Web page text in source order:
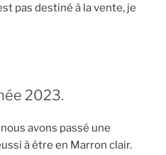
pas destiné à la vente, je
2023.
avons passé une
à être en Marron clair.